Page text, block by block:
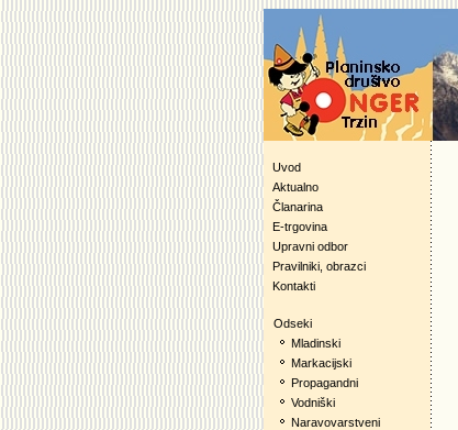
Uvod
Aktualno
Članarina
E-trgovina
Upravni odbor
Pravilniki, obrazci
Kontakti
Odseki
Mladinski
Markacijski
Propagandni
Vodniški
Naravovarstveni